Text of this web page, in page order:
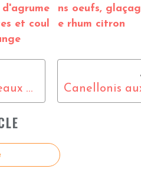
et coul
ns oeufs, glaçag
e rhum citron
Gratin de roseval ,poireaux et saumon fumé